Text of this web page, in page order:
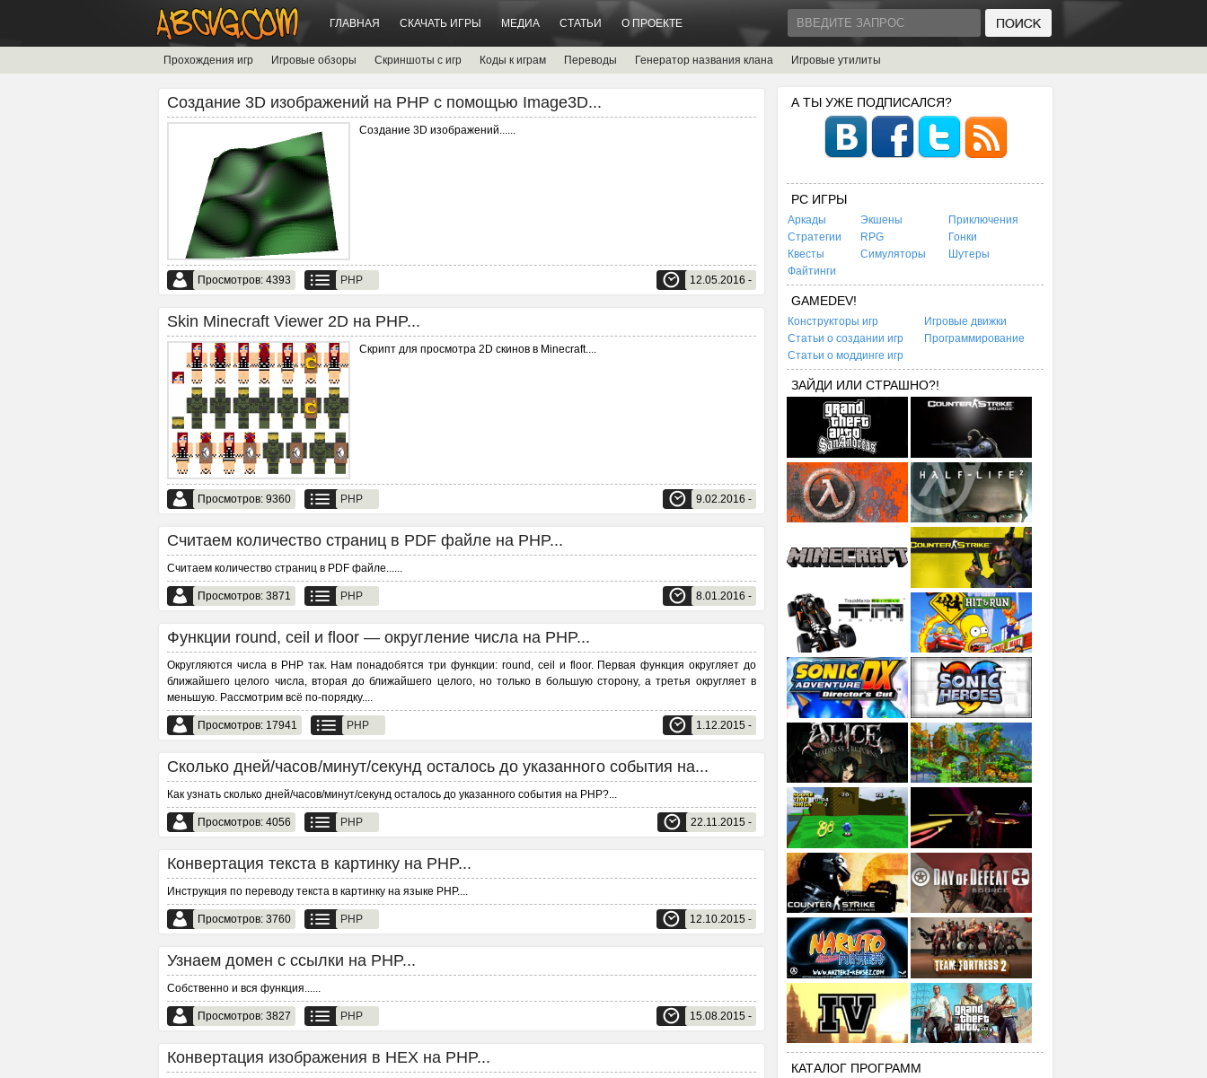
ГЛАВНАЯ СКАЧАТЬ ИГРЫ МЕДИА СТАТЬИ О ПРОЕКТЕ
Прохождения игр Игровые обзоры Скриншоты с игр Коды к играм Переводы Генератор названия клана Игровые утилиты
Создание 3D изображений на PHP с помощью Image3D...
Создание 3D изображений......
Просмотров: 4393 PHP 12.05.2016 -
Skin Minecraft Viewer 2D на PHP...
Скрипт для просмотра 2D скинов в Minecraft....
Просмотров: 9360 PHP 9.02.2016 -
Считаем количество страниц в PDF файле на PHP...
Считаем количество страниц в PDF файле......
Просмотров: 3871 PHP 8.01.2016 -
Функции round, ceil и floor — округление числа на PHP...
Округляются числа в PHP так. Нам понадобятся три функции: round, ceil и floor. Первая функция округляет до
ближайшего целого числа, вторая до ближайшего целого, но только в большую сторону, а третья округляет в
меньшую. Рассмотрим всё по-порядку....
Просмотров: 17941 PHP 1.12.2015 -
Сколько дней/часов/минут/секунд осталось до указанного события на...
Как узнать сколько дней/часов/минут/секунд осталось до указанного события на PHP?...
Просмотров: 4056 PHP 22.11.2015 -
Конвертация текста в картинку на PHP...
Инструкция по переводу текста в картинку на языке PHP....
Просмотров: 3760 PHP 12.10.2015 -
Узнаем домен с ссылки на PHP...
Собственно и вся функция......
Просмотров: 3827 PHP 15.08.2015 -
Конвертация изображения в HEX на PHP...
А ТЫ УЖЕ ПОДПИСАЛСЯ?
PC ИГРЫ
Аркады Экшены
Приключения
Стратегии
RPG
Гонки
Квесты
Симуляторы
Шутеры
Файтинги
GAMEDEV!
Конструкторы игр
Игровые движки
Статьи о создании игр
Программирование
Статьи о моддинге игр
ЗАЙДИ ИЛИ СТРАШНО?!
КАТАЛОГ ПРОГРАММ